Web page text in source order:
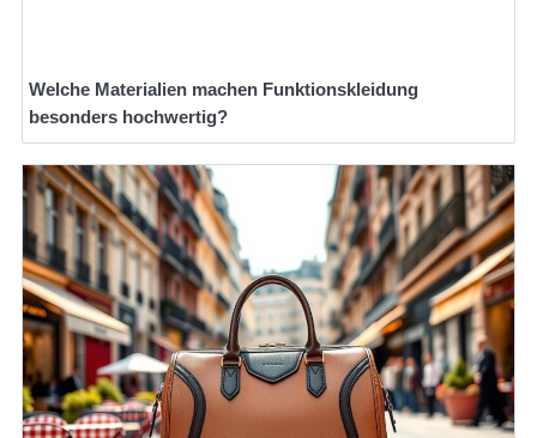
Welche Materialien machen Funktionskleidung
besonders hochwertig?